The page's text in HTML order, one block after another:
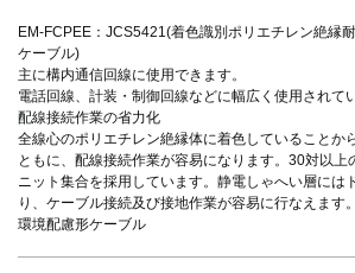
EM-FCPEE：JCS5421(着色識別ポリエチレン絶縁
ケーブル)
主に構内通信回線に使用できます。
電話回線、計装・制御回線などに幅広く使用されて
配線接続作業の省力化
全線心のポリエチレン絶縁体に着色していることか
ともに、配線接続作業が容易になります。30対以上
ニット集合を採用しています。静電しゃへい層には
り、ケーブル接続及び接地作業が容易に行なえます。
環境配慮形ケーブル